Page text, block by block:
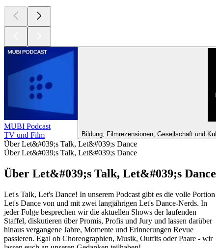
MUBI Podcast
TV und Film
Bildung, Filmrezensionen, Gesellschaft und
Über Let&#039;s Talk, Let&#039;s Dance
Über Let&#039;s Talk, Let&#039;s Dance
Über Let&#039;s Talk, Let&#039;s Dance
Let's Talk, Let's Dance! In unserem Podcast gibt es die volle Portion
Let's Dance von und mit zwei langjährigen Let's Dance-Nerds. In
jeder Folge besprechen wir die aktuellen Shows der laufenden
Staffel, diskutieren über Promis, Profis und Jury und lassen darüber
hinaus vergangene Jahre, Momente und Erinnerungen Revue
passieren. Egal ob Choreographien, Musik, Outfits oder Paare - wir